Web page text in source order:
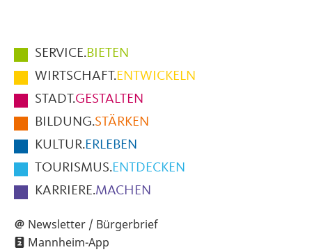
Hauptmenüpunkte
im
Fußbereich
der
Seite
SERVICE.BIETEN
WIRTSCHAFT.ENTWICKELN
STADT.GESTALTEN
BILDUNG.STÄRKEN
KULTUR.ERLEBEN
TOURISMUS.ENTDECKEN
KARRIERE.MACHEN
Newsletter / Bürgerbrief
Mannheim-App